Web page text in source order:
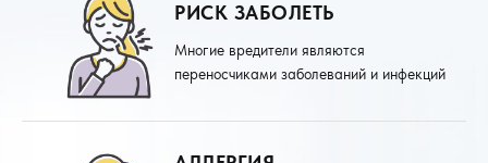
РИСК ЗАБОЛЕТЬ
Многие вредители являются
переносчиками заболеваний и инфекций